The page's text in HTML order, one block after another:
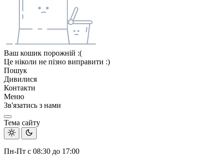
Ваш кошик порожній :(
Це ніколи не пізно виправити :)
Пошук
Дивилися
Контакти
Меню
Зв'язатись з нами
Тема сайту
Пн-Пт с 08:30 до 17:00